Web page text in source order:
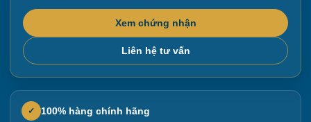
Xem chứng nhận
Liên hệ tư vấn
✓ 100% hàng chính hãng